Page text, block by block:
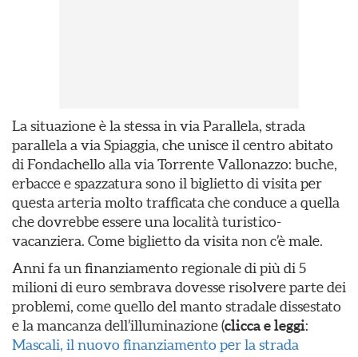
La situazione è la stessa in via Parallela, strada
parallela a via Spiaggia, che unisce il centro abitato
di Fondachello alla via Torrente Vallonazzo: buche,
erbacce e spazzatura sono il biglietto di visita per
questa arteria molto trafficata che conduce a quella
che dovrebbe essere una località turistico-
vacanziera. Come biglietto da visita non c’è male.
Anni fa un finanziamento regionale di più di 5
milioni di euro sembrava dovesse risolvere parte dei
problemi, come quello del manto stradale dissestato
e la mancanza dell’illuminazione (clicca e leggi:
Mascali, il nuovo finanziamento per la strada